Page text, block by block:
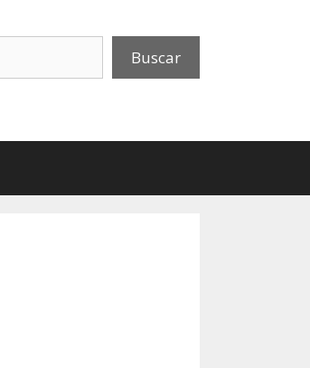
Buscar